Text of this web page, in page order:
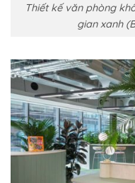
Thiết kế văn phòng
gian xanh